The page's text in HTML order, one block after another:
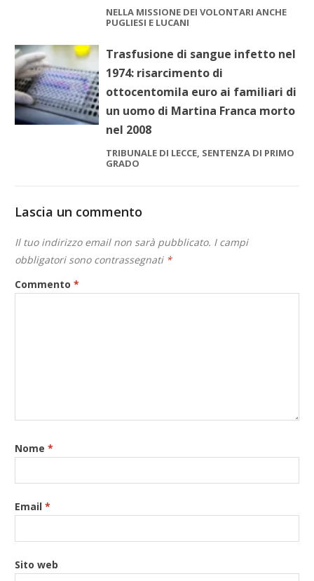
NELLA MISSIONE DEI VOLONTARI ANCHE
PUGLIESI E LUCANI
Trasfusione di sangue infetto nel
1974: risarcimento di
ottocentomila euro ai familiari di
un uomo di Martina Franca morto
nel 2008
TRIBUNALE DI LECCE, SENTENZA DI PRIMO
GRADO
Lascia un commento
Il tuo indirizzo email non sarà pubblicato. I campi
obbligatori sono contrassegnati *
Commento*
Nome*
Email*
Sito web